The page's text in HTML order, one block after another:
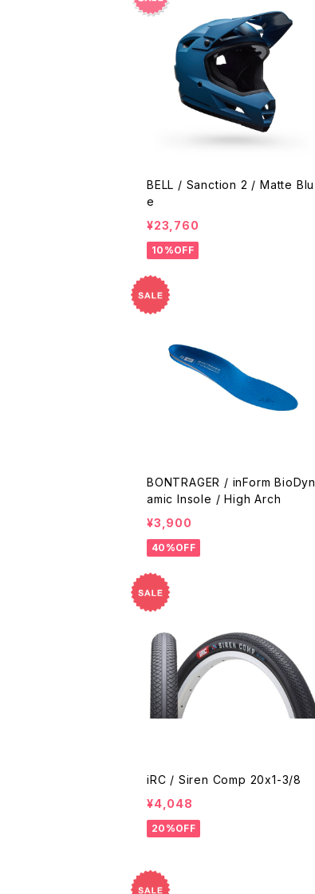
BELL / Sanction 2 / Matte Blu
e
¥23,760
10%OFF
BONTRAGER / inForm BioDyn
amic Insole / High Arch
¥3,900
40%OFF
iRC / Siren Comp 20x1-3/8
¥4,048
20%OFF